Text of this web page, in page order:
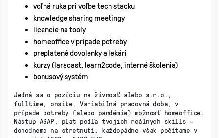
voľná ruka pri voľbe tech stacku
knowledge sharing meetingy
licencie na tooly
homeoffice v prípade potreby
preplatené dovolenky a lekári
kurzy (laracast, learn2code, interné školenia)
bonusový systém
Jedná sa o pozíciu na živnosť alebo s.r.o.,
fulltime, onsite. Variabilná pracovná doba, v
prípade potreby (alebo pandémie) možnosť homeoffice.
Nástup ASAP, plat podľa tvojich reálnych skills –
dohodneme na stretnutí, každopádne však počítame v